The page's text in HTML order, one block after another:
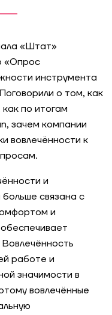
«Штат»
«Опрос
инструмента
о том, как
по итогам
зачем компании
вовлечённости к
и
связана с
и
работе и
значимости в
вовлечённые